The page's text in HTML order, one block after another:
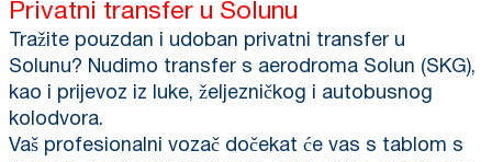
Privatni transfer u Solunu
Tražite pouzdan i udoban privatni transfer u
Solunu? Nudimo transfer s aerodroma Solun (SKG),
kao i prijevoz iz luke, željezničkog i autobusnog
kolodvora.
Vaš profesionalni vozač dočekat će vas s tablom s